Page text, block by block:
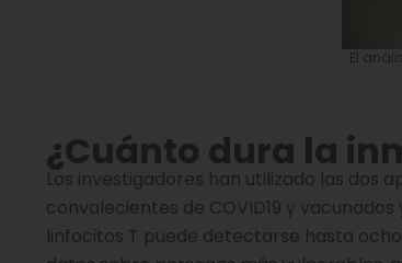
El
¿Cuánto dura la
Los investigadores han utilizado las dos
convalecientes de COVID19 y
linfocitos T puede detectarse hasta